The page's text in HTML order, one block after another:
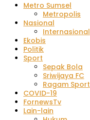
Metro Sumsel
Metropolis
Nasional
Internasional
Ekobis
Politik
Sport
Sepak Bola
Sriwijaya FC
Ragam Sport
COVID-19
FornewsTv
Lain-lain